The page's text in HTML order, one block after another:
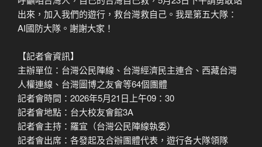
出來，加入我們的遊行，救台灣救自己。我是第五大隊：
AI國防大隊。謝謝大家！
【記者會資訊】
主辦單位：台灣公民陣線、台灣經濟民主連合、西藏台灣
人權連線、台灣圖博之友會等64個團體
記者會時間：2026年5月21日上午09：30
記者會地點：台大校友會館3A
記者會主持：羅宜（台灣公民陣線執委）
記者會出席：各發起及合辦團體代表，遊行各大隊領隊